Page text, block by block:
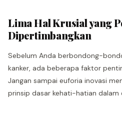
Lima Hal Krusial yang
Dipertimbangkan
Sebelum Anda berbondong-
kanker, ada beberapa faktor
Jangan sampai euforia inovasi
prinsip dasar kehati-hatian dalam